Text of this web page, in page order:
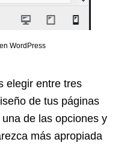
WordPress
elegir entre tres
de tus páginas
de las opciones y
más apropiada